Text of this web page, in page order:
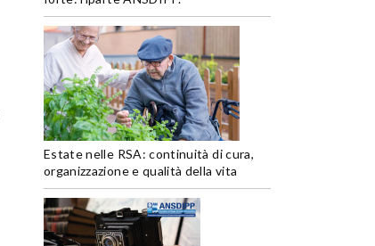
Estate nelle RSA: continuità di cura,
organizzazione e qualità della vita